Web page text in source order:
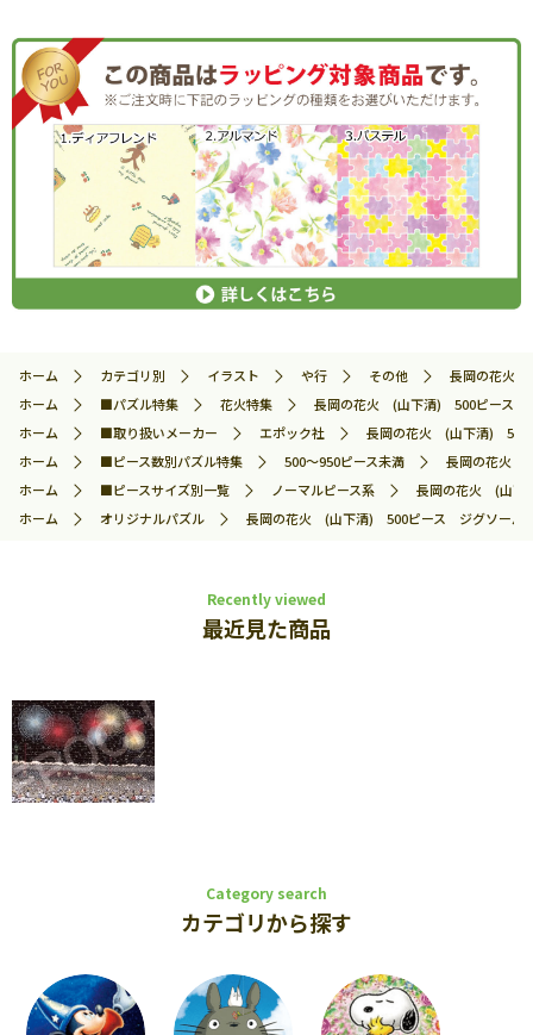
ホーム カテゴリ別 イラスト や行 その他
長岡の花火
ホーム
■パズル特集 花火特集
長岡の花火 (山下清) 500ピース
ホーム
■取り扱いメーカー エポック社
長岡の花火 (山下清) 500
ホーム
■ピース数別パズル特集 500～950ピース未満
長岡の花火 (
ホーム
■ピースサイズ別一覧 ノーマルピース系
長岡の花火 (山下
ホーム
オリジナルパズル 長岡の花火 (山下清) 500ピース ジグソーパ
Recently viewed
最近見た商品
Category search
カテゴリから探す